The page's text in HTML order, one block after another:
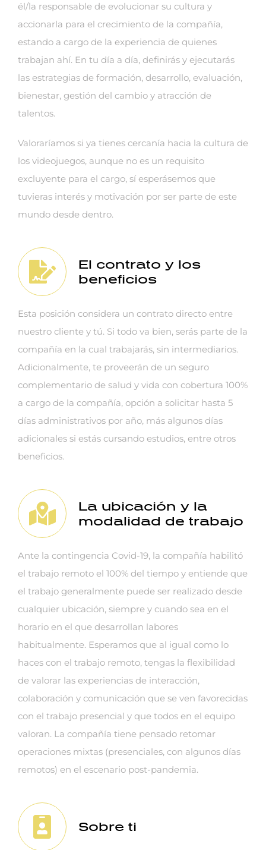
él/la responsable de evolucionar su cultura y
accionarla para el crecimiento de la compañía,
estando a cargo de la experiencia de quienes
trabajan ahí. En tu día a día, definirás y ejecutarás
las estrategias de formación, desarrollo, evaluación,
bienestar, gestión del cambio y atracción de
talentos.
Valoraríamos si ya tienes cercanía hacia la cultura de
los videojuegos, aunque no es un requisito
excluyente para el cargo, sí esperásemos que
tuvieras interés y motivación por ser parte de este
mundo desde dentro.
El contrato y los
beneficios
Esta posición considera un contrato directo entre
nuestro cliente y tú. Si todo va bien, serás parte de la
compañía en la cual trabajarás, sin intermediarios.
Adicionalmente, te proveerán de un seguro
complementario de salud y vida con cobertura 100%
a cargo de la compañía, opción a solicitar hasta 5
días administrativos por año, más algunos días
adicionales si estás cursando estudios, entre otros
beneficios.
La ubicación y la
modalidad de trabajo
Ante la contingencia Covid-19, la compañía habilitó
el trabajo remoto el 100% del tiempo y entiende que
el trabajo generalmente puede ser realizado desde
cualquier ubicación, siempre y cuando sea en el
horario en el que desarrollan labores
habitualmente. Esperamos que al igual como lo
haces con el trabajo remoto, tengas la flexibilidad
de valorar las experiencias de interacción,
colaboración y comunicación que se ven favorecidas
con el trabajo presencial y que todos en el equipo
valoran. La compañía tiene pensado retomar
operaciones mixtas (presenciales, con algunos días
remotos) en el escenario post-pandemia.
Sobre ti